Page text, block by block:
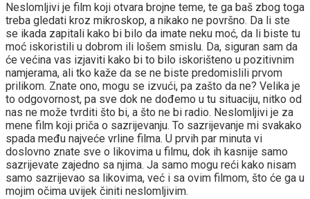
Neslomljivi je film koji otvara brojne teme, te ga baš zbog toga
treba gledati kroz mikroskop, a nikako ne površno. Da li ste
se ikada zapitali kako bi bilo da imate neku moć, da li biste tu
moć iskoristili u dobrom ili lošem smislu. Da, siguran sam da
će većina vas izjaviti kako bi to bilo iskorišteno u pozitivnim
namjerama, ali tko kaže da se ne biste predomislili prvom
prilikom. Znate ono, mogu se izvući, pa zašto da ne? Velika je
to odgovornost, pa sve dok ne dođemo u tu situaciju, nitko od
nas ne može tvrditi što bi, a što ne bi radio. Neslomljivi je za
mene film koji priča o sazrijevanju. To sazrijevanje mi svakako
spada među najveće vrline filma. U prvih par minuta vi
doslovno znate sve o likovima u filmu, dok ih kasnije samo
sazrijevate zajedno sa njima. Ja samo mogu reći kako nisam
samo sazrijevao sa likovima, već i sa ovim filmom, što će ga u
mojim očima uvijek činiti neslomljivim.